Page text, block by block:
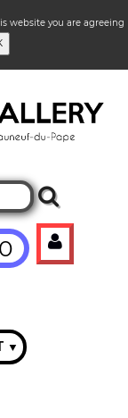
website you are agreeing
0
▼